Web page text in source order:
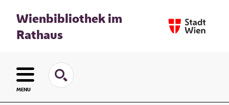
Wienbibliothek im
Rathaus
MENU